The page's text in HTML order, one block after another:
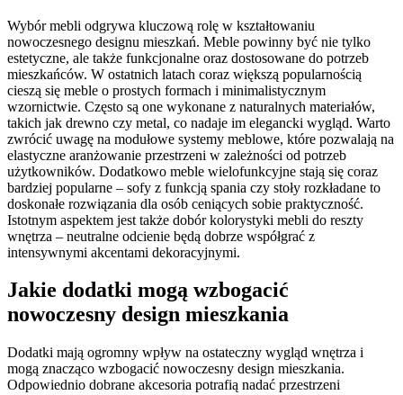
Wybór mebli odgrywa kluczową rolę w kształtowaniu
nowoczesnego designu mieszkań. Meble powinny być nie tylko
estetyczne, ale także funkcjonalne oraz dostosowane do potrzeb
mieszkańców. W ostatnich latach coraz większą popularnością
cieszą się meble o prostych formach i minimalistycznym
wzornictwie. Często są one wykonane z naturalnych materiałów,
takich jak drewno czy metal, co nadaje im elegancki wygląd. Warto
zwrócić uwagę na modułowe systemy meblowe, które pozwalają na
elastyczne aranżowanie przestrzeni w zależności od potrzeb
użytkowników. Dodatkowo meble wielofunkcyjne stają się coraz
bardziej popularne – sofy z funkcją spania czy stoły rozkładane to
doskonałe rozwiązania dla osób ceniących sobie praktyczność.
Istotnym aspektem jest także dobór kolorystyki mebli do reszty
wnętrza – neutralne odcienie będą dobrze współgrać z
intensywnymi akcentami dekoracyjnymi.
Jakie dodatki mogą wzbogacić
nowoczesny design mieszkania
Dodatki mają ogromny wpływ na ostateczny wygląd wnętrza i
mogą znacząco wzbogacić nowoczesny design mieszkania.
Odpowiednio dobrane akcesoria potrafią nadać przestrzeni